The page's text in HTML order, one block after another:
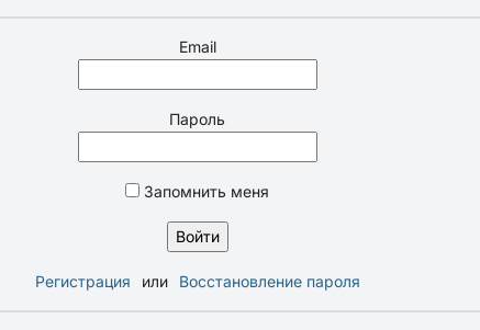
Email
Пароль
Запомнить меня
Регистрация или Восстановление пароля